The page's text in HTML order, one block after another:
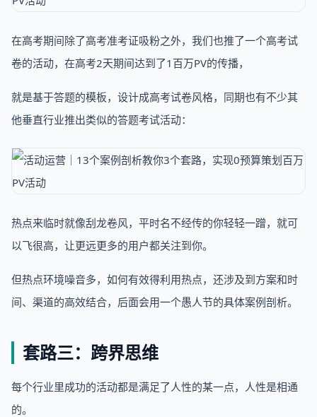
在高考期间除了高考准考证吸粉之外，我们也推了一个高考试
卷的活动，在高考2天期间达到了1百万PV的传播，
就是基于答题的模板，设计成高考试卷风格，同期也有不少其
他垂直行业推出类似的答题考试活动：
热点来临时就像刮龙卷风，平时名不经传的你轻轻一蹭，就可
以飞很高，让更远更多的用户都关注到你。
但热点环境噪音多，如何有效得利用热点，还涉及到方案和时
间、渠道的高效结合，后面会用一个愚人节的具体案例剖析。
套路三：跨界思维
每个行业里成功的活动都是满足了人性的某一点，人性是相通
的。